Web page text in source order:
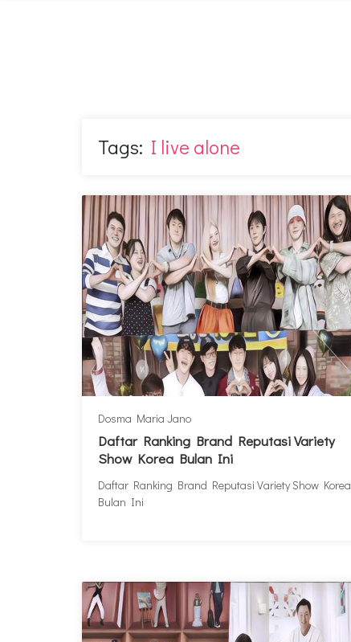
Tags: I live alone
Dosma Maria Jano
Daftar Ranking Brand Reputasi Variety
Show Korea Bulan Ini
Daftar Ranking Brand Reputasi Variety Show Korea
Bulan Ini